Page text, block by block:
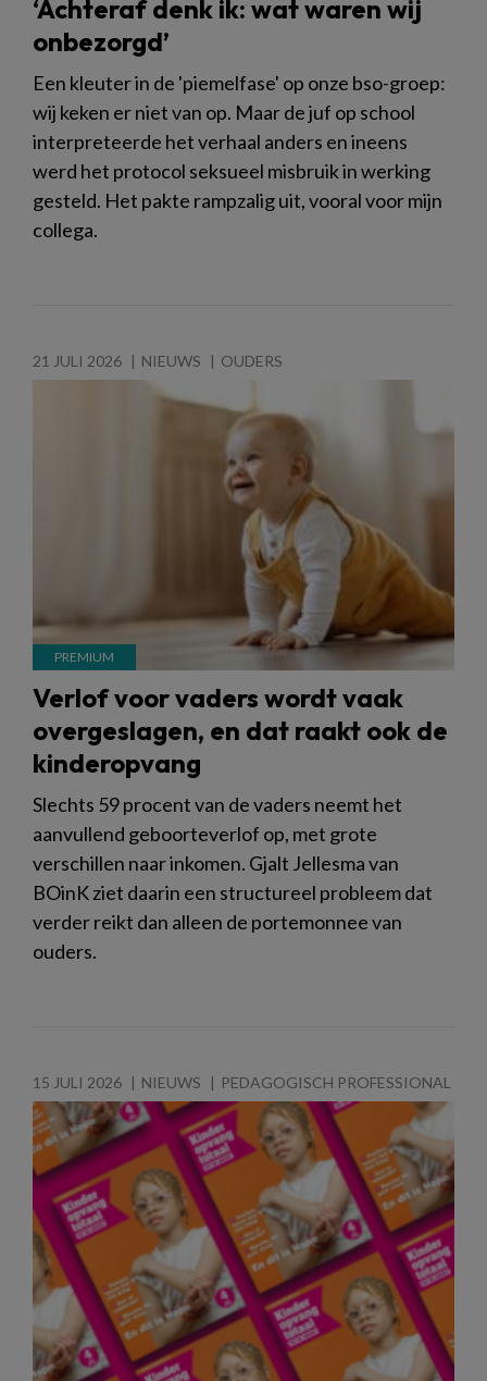
‘Achteraf denk ik: wat waren wij
onbezorgd’
Een kleuter in de 'piemelfase' op onze bso-groep:
wij keken er niet van op. Maar de juf op school
interpreteerde het verhaal anders en ineens
werd het protocol seksueel misbruik in werking
gesteld. Het pakte rampzalig uit, vooral voor mijn
collega.
21 JULI 2026 NIEUWS OUDERS
Verlof voor vaders wordt vaak
overgeslagen, en dat raakt ook de
kinderopvang
Slechts 59 procent van de vaders neemt het
aanvullend geboorteverlof op, met grote
verschillen naar inkomen. Gjalt Jellesma van
BOinK ziet daarin een structureel probleem dat
verder reikt dan alleen de portemonnee van
ouders.
15 JULI 2026 NIEUWS PEDAGOGISCH PROFESSIONAL